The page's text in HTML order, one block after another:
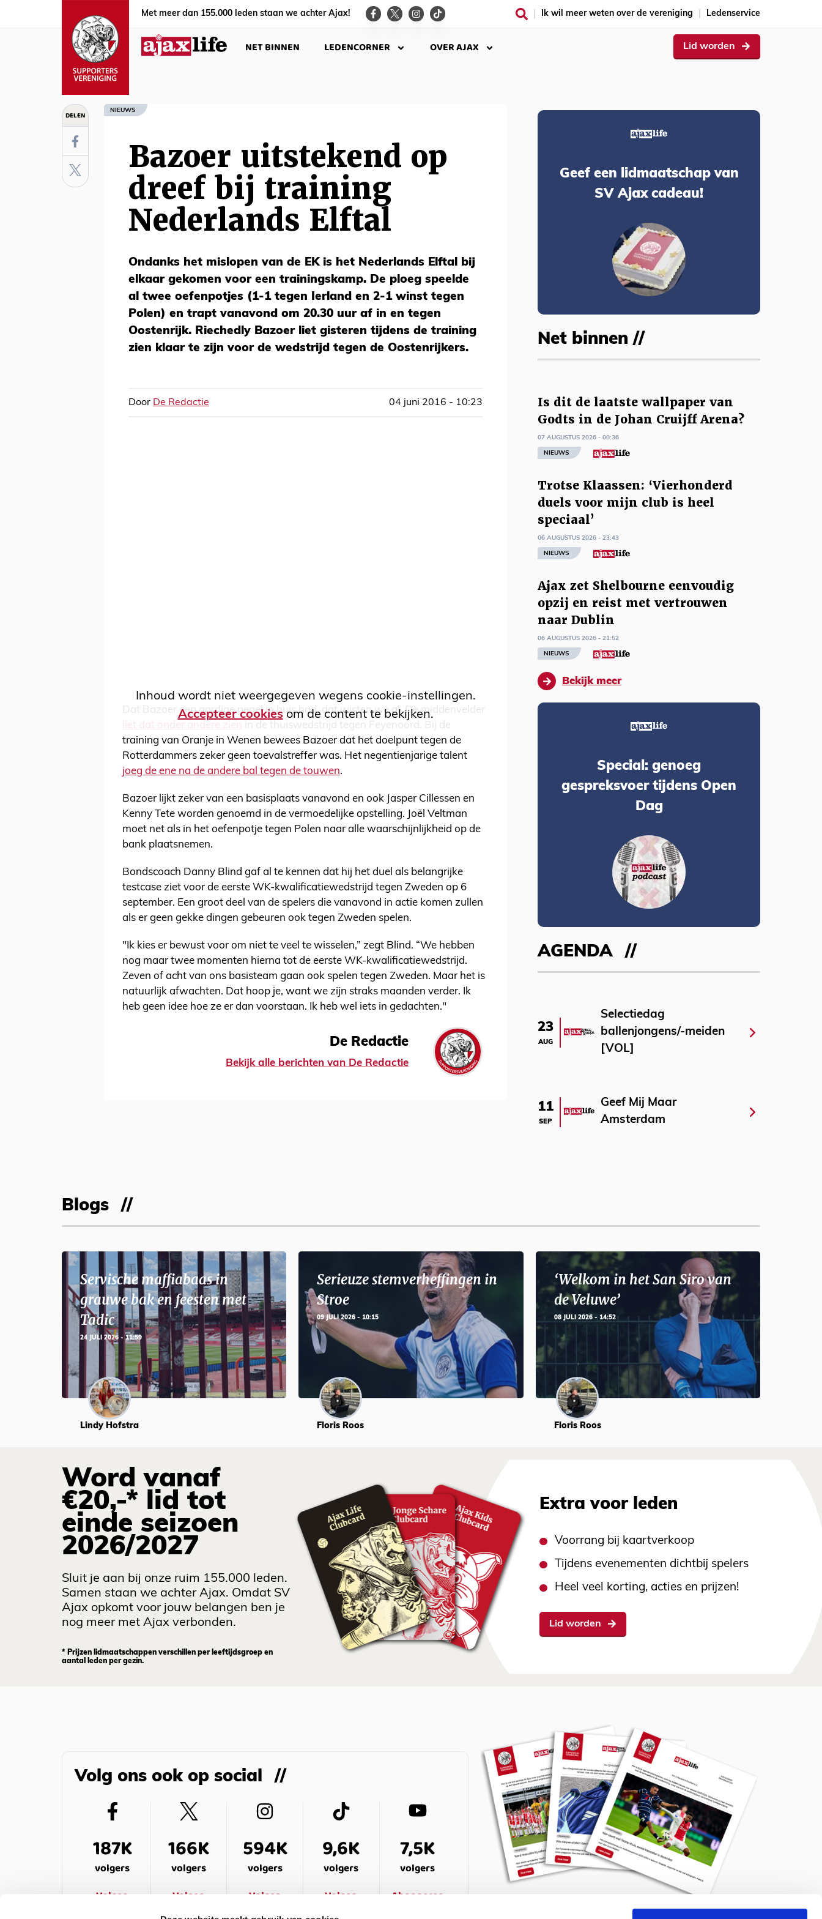
Met meer dan 155.000 leden staan we achter Ajax! Ik wil meer weten over de vereniging Ledenservice
NET BINNEN LEDENCORNER OVER AJAX Lid worden
DELEN NIEUWS
Bazoer uitstekend op
dreef bij training
Nederlands Elftal
Ondanks het mislopen van de EK is het Nederlands Elftal bij
elkaar gekomen voor een trainingskamp. De ploeg speelde
al twee oefenpotjes (1-1 tegen Ierland en 2-1 winst tegen
Polen) en trapt vanavond om 20.30 uur af in en tegen
Oostenrijk. Riechedly Bazoer liet gisteren tijdens de training
zien klaar te zijn voor de wedstrijd tegen de Oostenrijkers.
Door De Redactie 04 juni 2016 - 10:23
Inhoud wordt niet weergegeven wegens cookie-instellingen.
Accepteer cookiesom de content te bekijken.
Dat Bazoer een aardige pegel in huis had, dat wisten we al. De middenvelder
liet dat onder andere zien
in de thuiswedstrijd tegen Feyenoord. Bij de
training van Oranje in Wenen bewees Bazoer dat het doelpunt tegen de
Rotterdammers zeker geen toevalstreffer was. Het negentienjarige talent
joeg de ene na de andere bal tegen de touwen.
Bazoer lijkt zeker van een basisplaats vanavond en ook Jasper Cillessen en
Kenny Tete worden genoemd in de vermoedelijke opstelling. Joël Veltman
moet net als in het oefenpotje tegen Polen naar alle waarschijnlijkheid op de
bank plaatsnemen.
Bondscoach Danny Blind gaf al te kennen dat hij het duel als belangrijke
testcase ziet voor de eerste WK-kwalificatiewedstrijd tegen Zweden op 6
september. Een groot deel van de spelers die vanavond in actie komen zullen
als er geen gekke dingen gebeuren ook tegen Zweden spelen.
"Ik kies er bewust voor om niet te veel te wisselen,” zegt Blind. “We hebben
nog maar twee momenten hierna tot de eerste WK-kwalificatiewedstrijd.
Zeven of acht van ons basisteam gaan ook spelen tegen Zweden. Maar het is
natuurlijk afwachten. Dat hoop je, want we zijn straks maanden verder. Ik
heb geen idee hoe ze er dan voorstaan. Ik heb wel iets in gedachten."
De Redactie
Bekijk alle berichten van De Redactie
Geef een lidmaatschap van
SV Ajax cadeau!
Net binnen //
Is dit de laatste wallpaper van
Godts in de Johan Cruijff Arena?
07 AUGUSTUS 2026 - 00:36
NIEUWS
Trotse Klaassen: ‘Vierhonderd
duels voor mijn club is heel
speciaal’
06 AUGUSTUS 2026 - 23:43
NIEUWS
Ajax zet Shelbourne eenvoudig
opzij en reist met vertrouwen
naar Dublin
06 AUGUSTUS 2026 - 21:52
NIEUWS
Bekijk meer
Special: genoeg
gespreksvoer tijdens Open
Dag
AGENDA
23
AUG
Selectiedag
ballenjongens/-meiden
[VOL]
11
SEP
Geef Mij Maar
Amsterdam
Blogs
Servische maffiabaas in
grauwe bak en feesten met
Tadic
24 JULI 2026 - 11:59
Lindy Hofstra
Serieuze stemverheffingen in
Stroe
09 JULI 2026 - 10:15
Floris Roos
‘Welkom in het San Siro van
de Veluwe’
08 JULI 2026 - 14:52
Floris Roos
Word vanaf
€20,-* lid tot
einde seizoen
2026/2027
Sluit je aan bij onze ruim 155.000 leden.
Samen staan we achter Ajax. Omdat SV
Ajax opkomt voor jouw belangen ben je
nog meer met Ajax verbonden.
* Prijzen lidmaatschappen verschillen per leeftijdsgroep en
aantal leden per gezin.
Extra voor leden
Voorrang bij kaartverkoop
Tijdens evenementen dichtbij spelers
Heel veel korting, acties en prijzen!
Lid worden
Volg ons ook op social
187K
volgers
Volgen
166K
volgers
Volgen
594K
volgers
Volgen
9,6K
volgers
Volgen
7,5K
volgers
Abonneren